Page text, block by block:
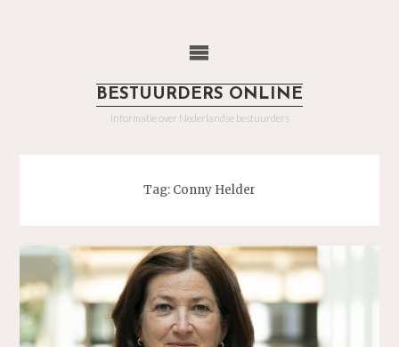
BESTUURDERS ONLINE
Informatie over Nederlandse bestuurders
Tag: Conny Helder